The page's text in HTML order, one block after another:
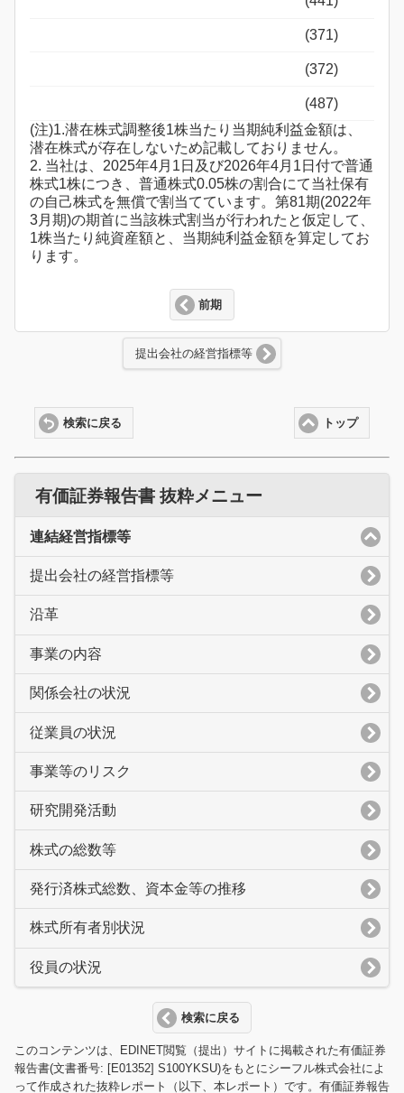
(371)
(372)
(487)
(注)1.潜在株式調整後1株当たり当期純利益金額は、
潜在株式が存在しないため記載しておりません。
2. 当社は、2025年4月1日及び2026年4月1日付で普通
株式1株につき、普通株式0.05株の割合にて当社保有
の自己株式を無償で割当てています。第81期(2022年
3月期)の期首に当該株式割当が行われたと仮定して、
1株当たり純資産額と、当期純利益金額を算定してお
ります。
前期
提出会社の経営指標等
トップ
検索に戻る
有価証券報告書 抜粋メニュー
連結経営指標等
提出会社の経営指標等
沿革
事業の内容
関係会社の状況
従業員の状況
事業等のリスク
研究開発活動
株式の総数等
発行済株式総数、資本金等の推移
株式所有者別状況
役員の状況
検索に戻る
このコンテンツは、EDINET閲覧（提出）サイトに掲載された有価証券
報告書(文書番号: [E01352] S100YKSU)をもとにシーフル株式会社によ
って作成された抜粋レポート（以下、本レポート）です。有価証券報告